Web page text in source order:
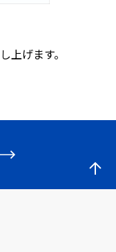
上げます。